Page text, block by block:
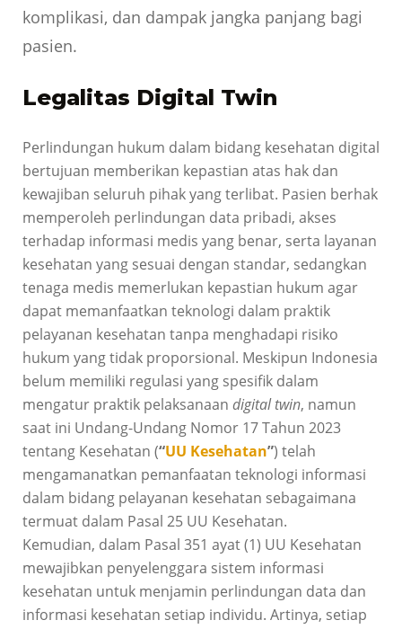
komplikasi, dan dampak jangka panjang bagi
pasien.
Legalitas Digital Twin
Perlindungan hukum dalam bidang kesehatan digital
bertujuan memberikan kepastian atas hak dan
kewajiban seluruh pihak yang terlibat. Pasien berhak
memperoleh perlindungan data pribadi, akses
terhadap informasi medis yang benar, serta layanan
kesehatan yang sesuai dengan standar, sedangkan
tenaga medis memerlukan kepastian hukum agar
dapat memanfaatkan teknologi dalam praktik
pelayanan kesehatan tanpa menghadapi risiko
hukum yang tidak proporsional. Meskipun Indonesia
belum memiliki regulasi yang spesifik dalam
mengatur praktik pelaksanaan digital twin, namun
saat ini Undang-Undang Nomor 17 Tahun 2023
tentang Kesehatan (“UU Kesehatan”) telah
mengamanatkan pemanfaatan teknologi informasi
dalam bidang pelayanan kesehatan sebagaimana
termuat dalam Pasal 25 UU Kesehatan.
Kemudian, dalam Pasal 351 ayat (1) UU Kesehatan
mewajibkan penyelenggara sistem informasi
kesehatan untuk menjamin perlindungan data dan
informasi kesehatan setiap individu. Artinya, setiap